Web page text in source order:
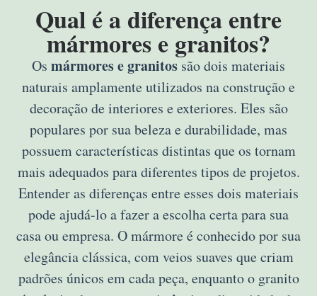
Qual é a diferença entre
mármores e granitos?
Os mármores e granitos são dois materiais
naturais amplamente utilizados na construção e
decoração de interiores e exteriores. Eles são
populares por sua beleza e durabilidade, mas
possuem características distintas que os tornam
mais adequados para diferentes tipos de projetos.
Entender as diferenças entre esses dois materiais
pode ajudá-lo a fazer a escolha certa para sua
casa ou empresa. O mármore é conhecido por sua
elegância clássica, com veios suaves que criam
padrões únicos em cada peça, enquanto o granito